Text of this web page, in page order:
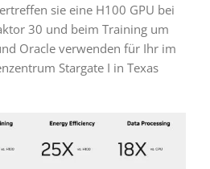
sie eine H100 GPU bei
30 und beim Training um
Oracle verwenden für Ihr im
Stargate I in Texas